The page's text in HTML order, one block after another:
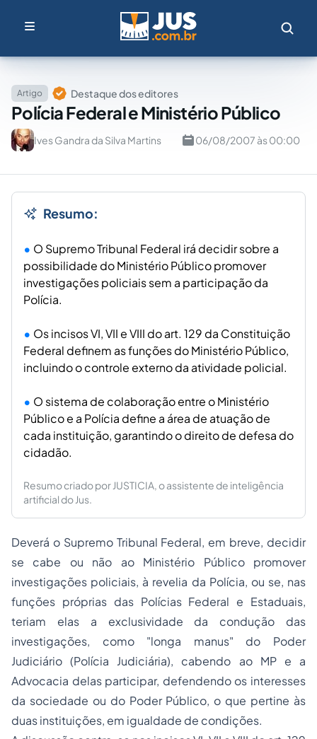
Artigo Destaque dos editores
Polícia Federal e Ministério Público
Ives Gandra da Silva Martins 06/08/2007 às 00:00
Resumo:
O Supremo Tribunal Federal irá decidir sobre a
possibilidade do Ministério Público promover
investigações policiais sem a participação da
Polícia.
Os incisos VI, VII e VIII do art. 129 da Constituição
Federal definem as funções do Ministério Público,
incluindo o controle externo da atividade policial.
O sistema de colaboração entre o Ministério
Público e a Polícia define a área de atuação de
cada instituição, garantindo o direito de defesa do
cidadão.
Resumo criado por JUSTICIA, o assistente de inteligência
artificial do Jus.
Deverá o Supremo Tribunal Federal, em breve, decidir
se cabe ou não ao Ministério Público promover
investigações policiais, à revelia da Polícia, ou se, nas
funções próprias das Polícias Federal e Estaduais,
teriam elas a exclusividade da condução das
investigações, como "longa manus" do Poder
Judiciário (Polícia Judiciária), cabendo ao MP e a
Advocacia delas participar, defendendo os interesses
da sociedade ou do Poder Público, o que pertine às
duas instituições, em igualdade de condições.